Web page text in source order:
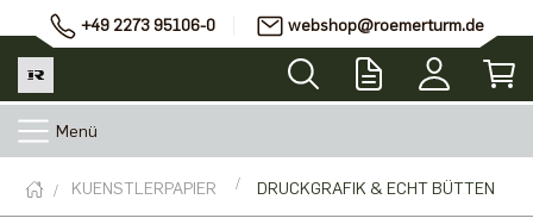
+49 2273 95106-0 webshop@roemerturm.de
Menü
KUENSTLERPAPIER DRUCKGRAFIK & ECHT BÜTTEN